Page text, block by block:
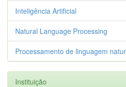
Inteligência Artificial
Natural Language Processing
Processamento de linguagem
Instituição